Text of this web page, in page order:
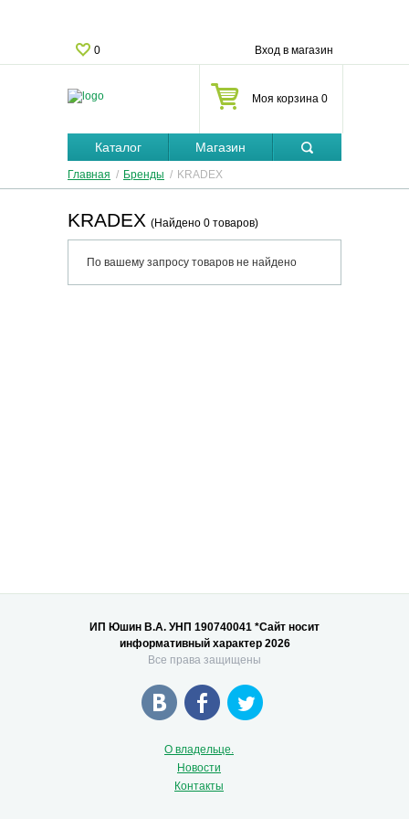
0 Вход в магазин
Моя корзина 0
Каталог Магазин
Главная / Бренды / KRADEX
KRADEX (Найдено 0 товаров)
По вашему запросу товаров не найдено
ИП Юшин В.А. УНП 190740041 *Сайт носит
информативный характер 2026
Все права защищены
О владельце.
Новости
Контакты